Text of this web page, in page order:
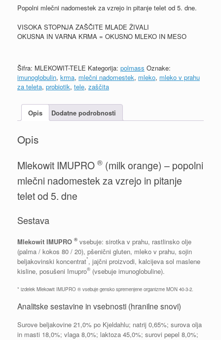
Popolni mlečni nadomestek za vzrejo in pitanje telet od 5. dne.
VISOKA STOPNJA ZAŠČITE MLADE ŽIVALI
OKUSNA IN VARNA KRMA = OKUSNO MLEKO IN MESO
Šifra: MLEKOWIT-TELE Kategorija: polmass Oznake:
imunoglobulin, krma, mlečni nadomestek, mleko, mleko v prahu
za teleta, probiotik, tele, zaščita
Opis Dodatne podrobnosti
Opis
Mlekowit IMUPRO ® (milk orange) – popolni
mlečni nadomestek za vzrejo in pitanje
telet od 5. dne
Sestava
Mlekowit IMUPRO ® vsebuje: sirotka v prahu, rastlinsko olje
(palma / kokos 80 / 20), pšenični gluten, mleko v prahu, sojin
beljakovinski koncentrat*, jajčni proizvodi, kalcijeva sol maslene
kisline, posušeni Imupro® (vsebuje imunoglobuline).
* izdelek Mlekowit IMUPRO ® vsebuje gensko spremenjene organizme MON 40-3-2.
Analitske sestavine in vsebnosti (hranilne snovi)
Surove beljakovine 21,0% po Kjeldahlu; natrij 0,65%; surova olja
in masti 18,0%; vlaga 8,0%; laktoza 45,0%; surovi pepel 8,0%;